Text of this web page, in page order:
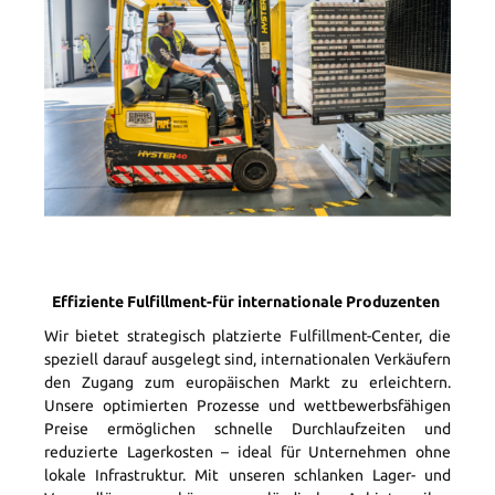
Effiziente Fulfillment-für internationale Produzenten
Wir bietet strategisch platzierte Fulfillment-Center, die
speziell darauf ausgelegt sind, internationalen Verkäufern
den Zugang zum europäischen Markt zu erleichtern.
Unsere optimierten Prozesse und wettbewerbsfähigen
Preise ermöglichen schnelle Durchlaufzeiten und
reduzierte Lagerkosten – ideal für Unternehmen ohne
lokale Infrastruktur. Mit unseren schlanken Lager- und